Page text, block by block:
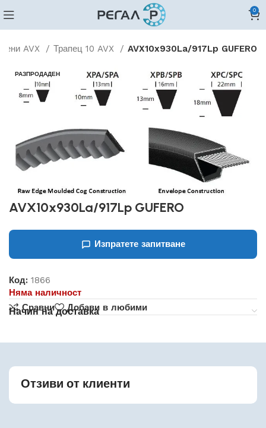
0
AVX Трапец 10 AVX AVX10x930La/917Lp GUFERO
РАЗПРОДАДЕН
AVX10x930La/917Lp GUFERO
Изпратете запитване
Код:1866
Няма наличност
Сравни
Добави в любими
Начин на доставка
Отзиви от клиенти